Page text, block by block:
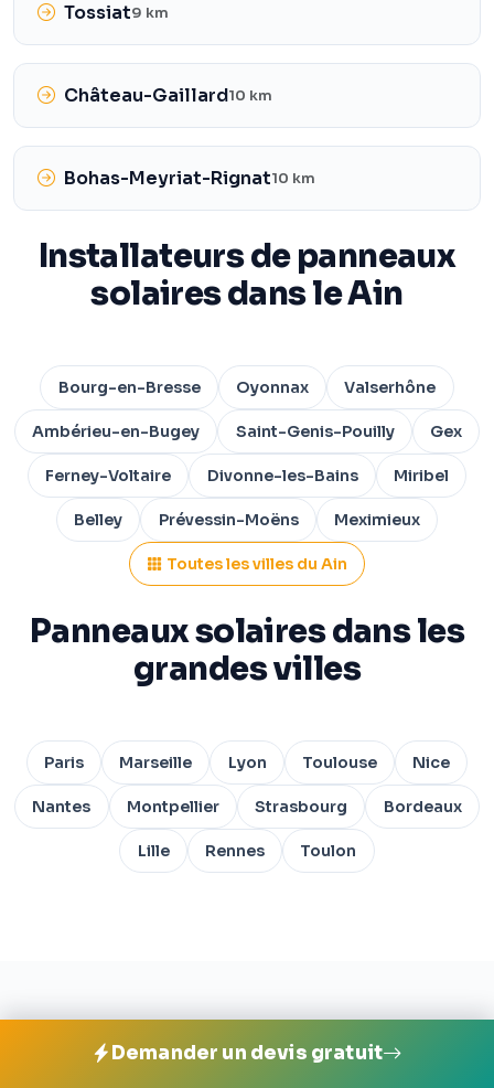
Installer des panneaux
Tossiat9 km
Château-Gaillard10 km
Bohas-Meyriat-Rignat10 km
Installateurs de panneaux
solaires dans le Ain
Bourg-en-Bresse Oyonnax Valserhône
Ambérieu-en-Bugey Saint-Genis-Pouilly Gex
Ferney-Voltaire Divonne-les-Bains Miribel
Belley Prévessin-Moëns Meximieux
Toutes les villes du Ain
Panneaux solaires dans les
grandes villes
Paris Marseille Lyon Toulouse Nice
Nantes Montpellier Strasbourg Bordeaux
Lille Rennes Toulon
Demander un devis gratuit